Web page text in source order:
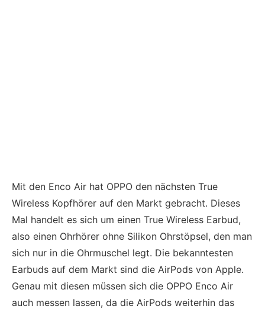
Mit den Enco Air hat OPPO den nächsten True
Wireless Kopfhörer auf den Markt gebracht. Dieses
Mal handelt es sich um einen True Wireless Earbud,
also einen Ohrhörer ohne Silikon Ohrstöpsel, den man
sich nur in die Ohrmuschel legt. Die bekanntesten
Earbuds auf dem Markt sind die AirPods von Apple.
Genau mit diesen müssen sich die OPPO Enco Air
auch messen lassen, da die AirPods weiterhin das